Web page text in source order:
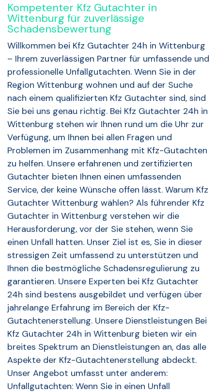
Kompetenter Kfz Gutachter in
Wittenburg für zuverlässige
Schadensbewertung
Willkommen bei Kfz Gutachter 24h in Wittenburg
– Ihrem zuverlässigen Partner für umfassende und
professionelle Unfallgutachten. Wenn Sie in der
Region Wittenburg wohnen und auf der Suche
nach einem qualifizierten Kfz Gutachter sind, sind
Sie bei uns genau richtig. Bei Kfz Gutachter 24h in
Wittenburg stehen wir Ihnen rund um die Uhr zur
Verfügung, um Ihnen bei allen Fragen und
Problemen im Zusammenhang mit Kfz-Gutachten
zu helfen. Unsere erfahrenen und zertifizierten
Gutachter bieten Ihnen einen umfassenden
Service, der keine Wünsche offen lässt. Warum Kfz
Gutachter Wittenburg wählen? Als führender Kfz
Gutachter in Wittenburg verstehen wir die
Herausforderung, vor der Sie stehen, wenn Sie
einen Unfall hatten. Unser Ziel ist es, Sie in dieser
stressigen Zeit umfassend zu unterstützen und
Ihnen die bestmögliche Schadensregulierung zu
garantieren. Unsere Experten bei Kfz Gutachter
24h sind bestens ausgebildet und verfügen über
jahrelange Erfahrung im Bereich der Kfz-
Gutachtenerstellung. Unsere Dienstleistungen Bei
Kfz Gutachter 24h in Wittenburg bieten wir ein
breites Spektrum an Dienstleistungen an, das alle
Aspekte der Kfz-Gutachtenerstellung abdeckt.
Unser Angebot umfasst unter anderem:
Unfallgutachten: Wenn Sie in einen Unfall